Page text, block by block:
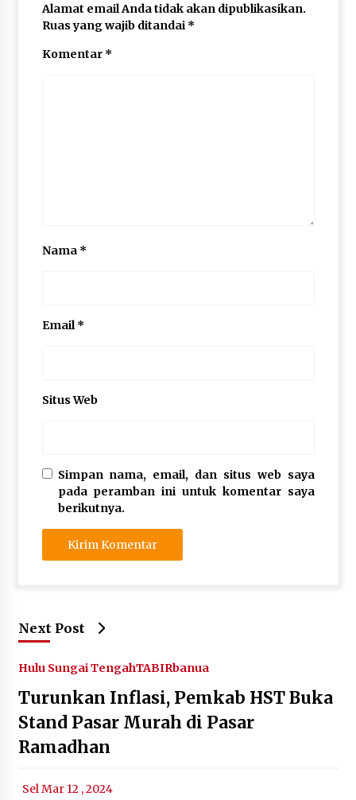
Pelajar di HST Musnahkan Barang Bukti
Kejaksaan, Ada Apa?
Agustus 4, 2026
Alamat email Anda tidak akan dipublikasikan.
Ruas yang wajib ditandai *
Komentar *
Nama *
Email *
Situs Web
Simpan nama, email, dan situs web saya
pada peramban ini untuk komentar saya
berikutnya.
Next Post
Hulu Sungai TengahTABIRbanua
Turunkan Inflasi, Pemkab HST Buka
Stand Pasar Murah di Pasar
Ramadhan
Sel Mar 12 , 2024